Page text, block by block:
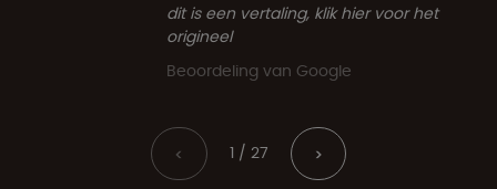
dit is een vertaling, klik hier voor het
origineel
Beoordeling van Google
< 1 / 27 >